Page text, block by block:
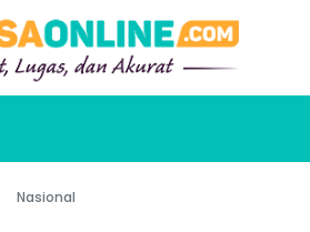
Nasional